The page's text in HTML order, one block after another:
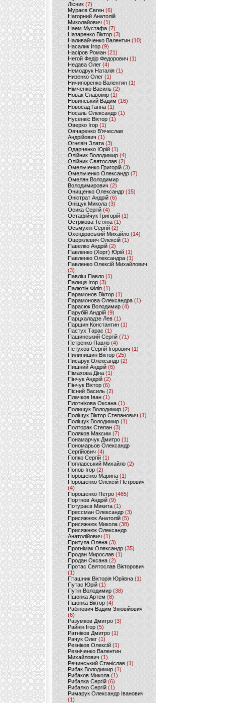
Лісник (7)
Мураєв Євген(6)
Нагорний Анатолій
Миколайович (1)
Наем Мустафа (7)
Назаренко Віктор (3)
Наливайченко Валентин (10)
Насалик Ігор(9)
Насіров Роман (21)
Негой Федір Федорович(1)
Недава Олег(4)
Немодрук Наталія(1)
Низенко Олег (1)
Ничипоренко Валентин (1)
Німченко Василь (2)
Новак Славомір (1)
Новинський Вадим (16)
Новосад Ганна (1)
Носаль Олександр (1)
Нусенкіс Віктор (1)
Оверко Ігор (1)
Овчаренко В'ячеслав
Андрійович(1)
Огнєвіч Злата (3)
Одарченко Юрій(1)
Олійник Володимир (4)
Олійник Святослав (2)
Омельченко Григорій (3)
Омельченко Олександр(7)
Омелян Володимир
Володимирович (2)
Онищенко Олександр (15)
Оністрат Андрій (6)
Оніщук Микола (3)
Осика Сергій(4)
Остафійчук Григорій(1)
Острікова Тетяна (1)
Осьмухін Сергій (2)
Охендовський Михайло (14)
Оцерклевич Олексій (1)
Павелко Андрій (2)
Павленко (Хорт) Юрій (1)
Павленко Олександра (1)
Павленко Олексій Михайлович
(3)
Павліш Павло(1)
Палиця Ігор (3)
Палютін Філіп(1)
Парамонов Віктор (1)
Парамонова Олександра(1)
Парасюк Володимир(4)
Парубій Андрій (9)
Парцхаладзе Лев (1)
Паршин Константин(1)
Пастух Тарас (1)
Пашинський Сергій (71)
Петренко Павло (4)
Петухов Сергій Ігорович (1)
Пилипишин Віктор(25)
Писарук Олександр(2)
Пишний Андрій (6)
Пімахова Діна(1)
Пінчук Андрій(2)
Пінчук Віктор (6)
Пісний Василь (2)
Плачков Іван(1)
Плотнікова Оксана (1)
Полищук Володимир(2)
Поліщук Віктор Степанович(1)
Поліщук Володимир (1)
Полторак Степан(3)
Поляков Максим (7)
Понамарчук Дмитро (1)
Пономарьов Олександр
Сергійович(4)
Попко Сергій (1)
Поплавський Михайло (2)
Попов Ігор(2)
Порошенко Марина (1)
Порошенко Олексій Петрович
(4)
Порошенко Петро (465)
Портнов Андрій (9)
Потураєв Микита(1)
Прессман Олександр(3)
Присяжнюк Анатолій (5)
Присяжнюк Микола (38)
Присяжнюк Олександр
Анатолійович (1)
Притула Олена (3)
Прогнімак Олександр(35)
Продан Мирослав(1)
Продан Оксана (2)
Протас Святослав Вікторович
(1)
Пташник Вікторія Юріївна (1)
Путас Юрій (1)
Путін Володимир(38)
Пшонка Артем (8)
Пшонка Віктор(4)
Рабінович Вадим Зіновійович
(6)
Разумков Дмитро (3)
Райнін Ігор(5)
Ратніков Дмитро (1)
Рачук Олег (1)
Резніков Олексій(1)
Резніченко Валентин
Михайлович (1)
Речинський Станіслав (1)
Рибак Володимир(1)
Рибаков Микола(1)
Рибалка Сергій (6)
Рибалко Сергій (1)
Римарук Олександр Іванович
(1)